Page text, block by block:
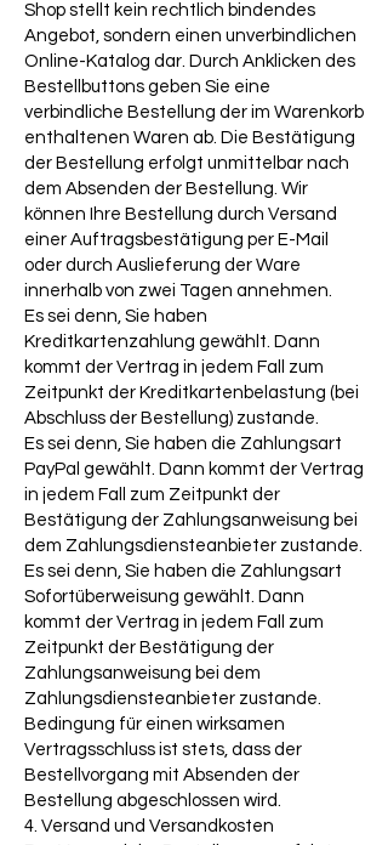
Shop stellt kein rechtlich bindendes
Angebot, sondern einen unverbindlichen
Online-Katalog dar. Durch Anklicken des
Bestellbuttons geben Sie eine
verbindliche Bestellung der im Warenkorb
enthaltenen Waren ab. Die Bestätigung
der Bestellung erfolgt unmittelbar nach
dem Absenden der Bestellung. Wir
können Ihre Bestellung durch Versand
einer Auftragsbestätigung per E-Mail
oder durch Auslieferung der Ware
innerhalb von zwei Tagen annehmen.
Es sei denn, Sie haben
Kreditkartenzahlung gewählt. Dann
kommt der Vertrag in jedem Fall zum
Zeitpunkt der Kreditkartenbelastung (bei
Abschluss der Bestellung) zustande.
Es sei denn, Sie haben die Zahlungsart
PayPal gewählt. Dann kommt der Vertrag
in jedem Fall zum Zeitpunkt der
Bestätigung der Zahlungsanweisung bei
dem Zahlungsdiensteanbieter zustande.
Es sei denn, Sie haben die Zahlungsart
Sofortüberweisung gewählt. Dann
kommt der Vertrag in jedem Fall zum
Zeitpunkt der Bestätigung der
Zahlungsanweisung bei dem
Zahlungsdiensteanbieter zustande.
Bedingung für einen wirksamen
Vertragsschluss ist stets, dass der
Bestellvorgang mit Absenden der
Bestellung abgeschlossen wird.
4. Versand und Versandkosten